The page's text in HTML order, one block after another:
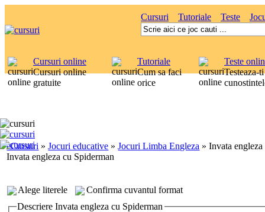
Cursuri Tutoriale Teste
Cursuri online
Cursuri online
gratuite
Tutoriale
Cum sa faci
orice
Teste
Testeaza-ti
eCursuri »Jocuri educative »Jocuri Limba Engleza »Invata
Invata engleza cu Spiderman
Alege literele
Confirma cuvantul format
Descriere Invata engleza cu Spiderman